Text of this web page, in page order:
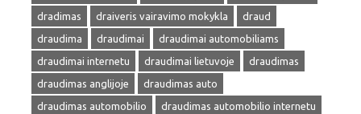
dradimas
draiveris vairavimo mokykla
draud
draudima
draudimai
draudimai automobiliams
draudimai internetu
draudimai lietuvoje
draudimas
draudimas anglijoje
draudimas auto
draudimas automobilio
draudimas automobilio internetu